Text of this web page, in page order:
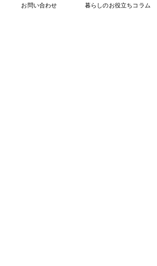
お問い合わせ 暮らしのお役立ちコラム